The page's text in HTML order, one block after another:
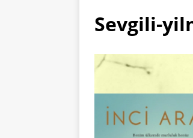
Sevgili-